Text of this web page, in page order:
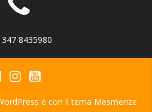
8435980
e con il tema Mesmerize